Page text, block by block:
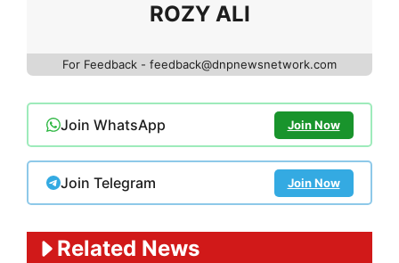
ROZY ALI
For Feedback - feedback@dnpnewsnetwork.com
Join WhatsApp Join Now
Join Telegram Join Now
Related News